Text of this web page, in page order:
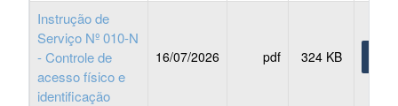
Instrução de
Serviço Nº 010-N
- Controle de
acesso físico e
identificação
16/07/2026 pdf 324 KB